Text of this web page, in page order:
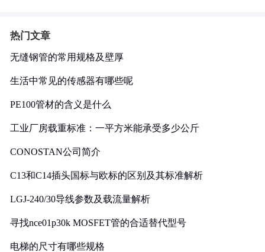
热门文章
无缝钢管的常用规格及壁厚
生活中常见的传感器有哪些呢
PE100管材的含义是什么
工业厂房载重标准：一平方米能承受多少公斤
CONOSTAN公司简介
C13和C14插头国标与欧标的区别及其标准解析
LGJ-240/30导线参数及载流量解析
寻找nce01p30k MOSFET管的合适替代型号
电梯的尺寸有哪些规格